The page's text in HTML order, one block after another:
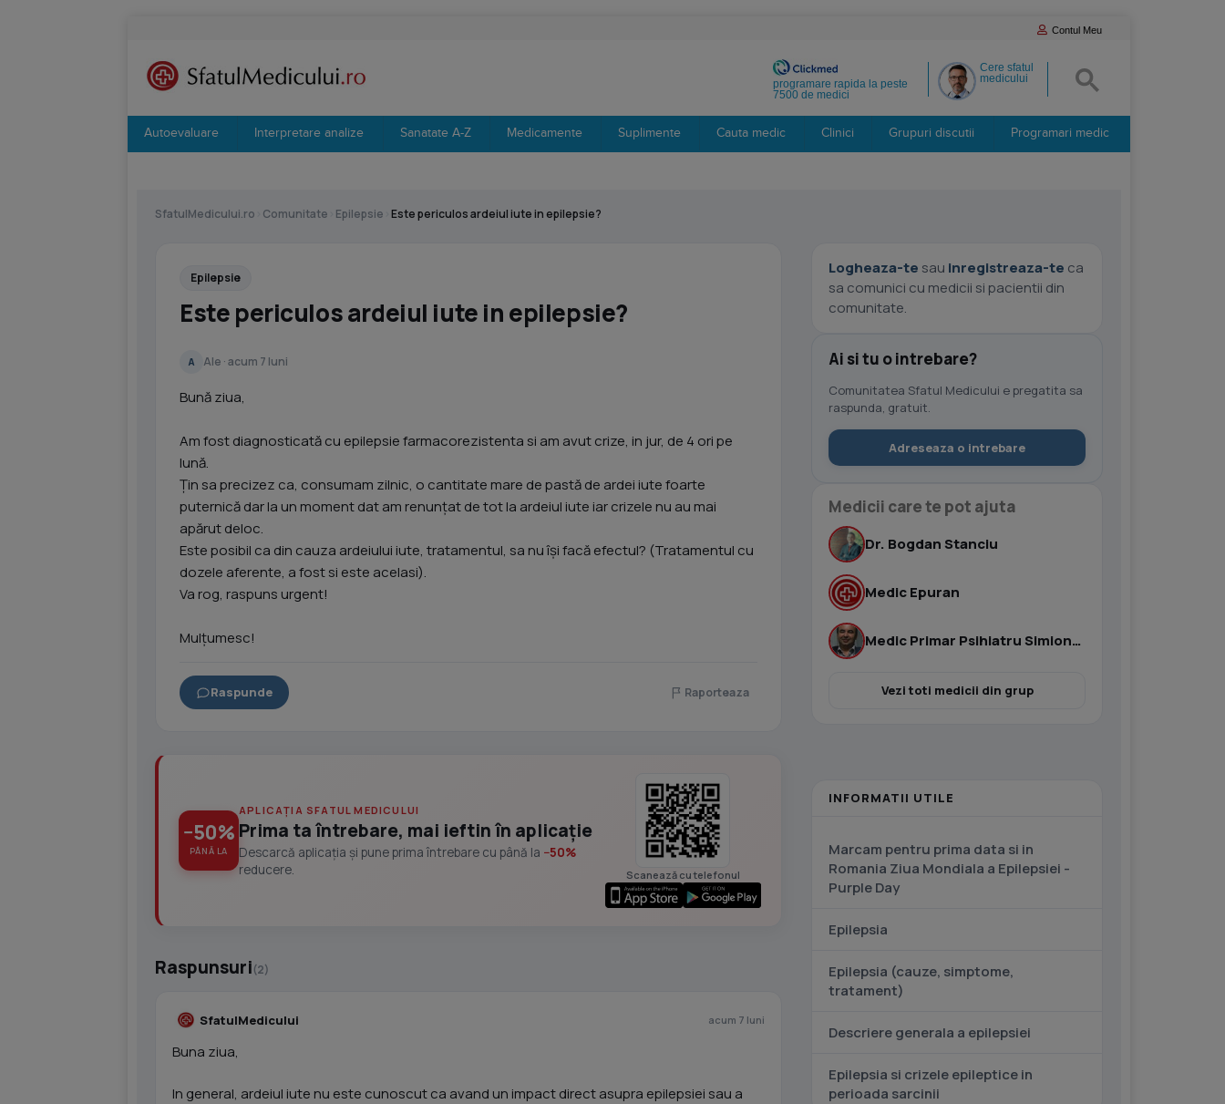
Contul Meu
Cere sfatul
medicului
programare rapida la peste
7500 de medici
Autoevaluare Interpretare analize Sanatate A-Z Medicamente Suplimente Cauta medic Clinici Grupuri discutii Programari medic
SfatulMedicului.ro Comunitate Epilepsie Este periculos ardeiul iute in epilepsie?
Epilepsie
Este periculos ardeiul iute in epilepsie?
A Ale · acum 7 luni
Bună ziua,
Am fost diagnosticată cu epilepsie farmacorezistenta si am avut crize, in jur, de 4 ori pe
lună.
Țin sa precizez ca, consumam zilnic, o cantitate mare de pastă de ardei iute foarte
puternică dar la un moment dat am renunțat de tot la ardeiul iute iar crizele nu au mai
apărut deloc.
Este posibil ca din cauza ardeiului iute, tratamentul, sa nu își facă efectul? (Tratamentul cu
dozele aferente, a fost si este acelasi).
Va rog, raspuns urgent!
Mulțumesc!
Raspunde Raporteaza
−50%
PÂNĂ LA
APLICAȚIA SFATUL MEDICULUI
Prima ta întrebare, mai ieftin în aplicație
Descarcă aplicația și pune prima întrebare cu până la −50%
reducere.
Scanează cu telefonul
Raspunsuri(2)
SfatulMedicului acum 7 luni
Buna ziua,
In general, ardeiul iute nu este cunoscut ca avand un impact direct asupra epilepsiei sau a
Logheaza-te sau inregistreaza-te ca
sa comunici cu medicii si pacientii din
comunitate.
Ai si tu o intrebare?
Comunitatea Sfatul Medicului e pregatita sa
raspunda, gratuit.
Adreseaza o intrebare
Medicii care te pot ajuta
Dr. Bogdan Stanciu
Medic Epuran
Medic Primar Psihiatru Simionescu Virgil
Vezi toti medicii din grup
INFORMATII UTILE
Marcam pentru prima data si in
Romania Ziua Mondiala a Epilepsiei -
Purple Day
Epilepsia
Epilepsia (cauze, simptome,
tratament)
Descriere generala a epilepsiei
Epilepsia si crizele epileptice in
perioada sarcinii